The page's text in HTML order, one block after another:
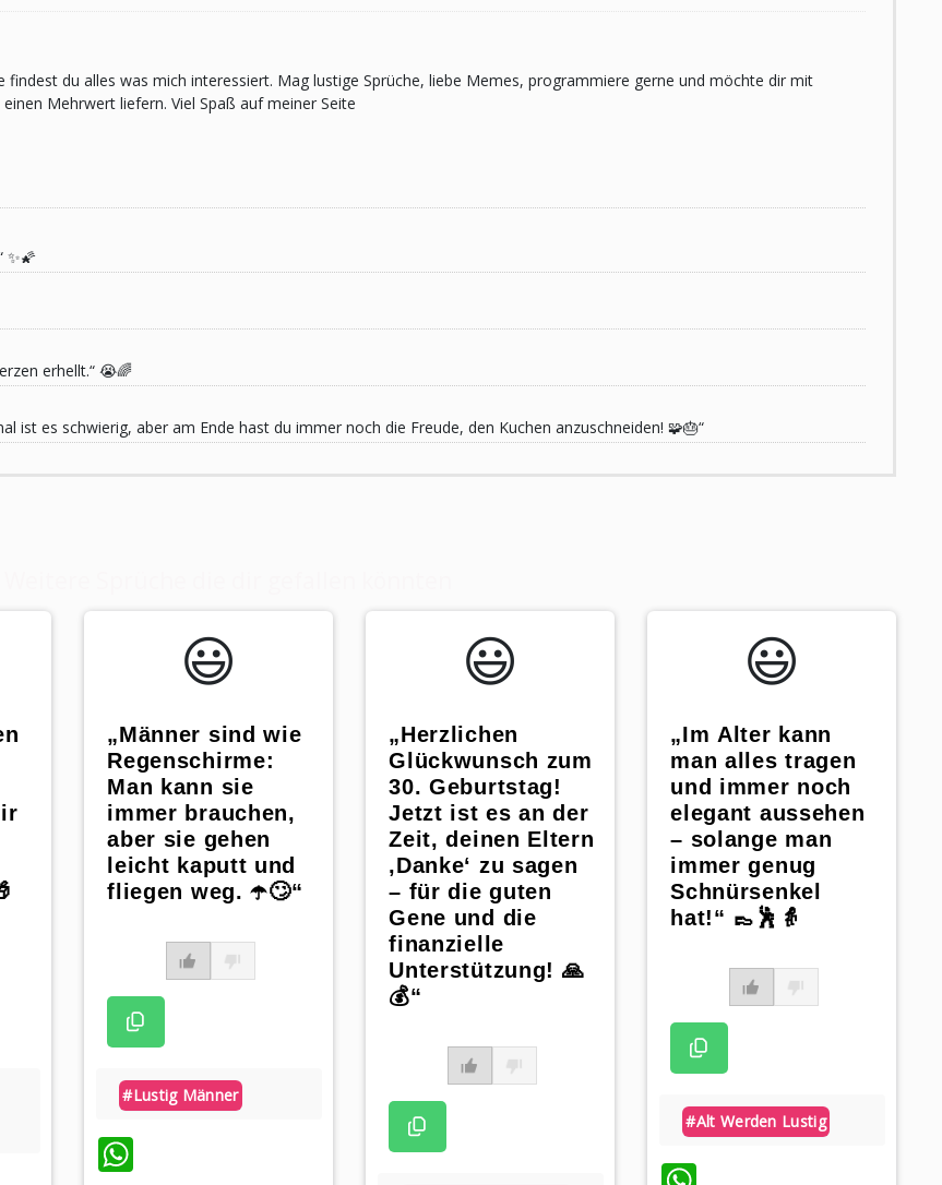
findest du alles was mich interessiert. Mag lustige Sprüche, liebe Memes, programmiere gerne und möchte dir mit
Mehrwert liefern. Viel Spaß auf meiner Seite
✨🌠
erhellt.“ 😭🌈
ist es schwierig, aber am Ende hast du immer noch die Freude, den Kuchen anzuschneiden! 🧩🎂“
😃️
„Männer sind wie
Regenschirme:
Man kann sie
immer brauchen,
aber sie gehen
leicht kaputt und
fliegen weg. ☂️🙄“
#lustig Männer
WhatsApp
😃️
„Herzlichen
Glückwunsch zum
30. Geburtstag!
Jetzt ist es an der
Zeit, deinen Eltern
‚Danke‘ zu sagen
– für die guten
Gene und die
finanzielle
Unterstützung! 🙏
💰“
😃️
„Im Alter kann
man alles tragen
und immer noch
elegant aussehen
– solange man
immer genug
Schnürsenkel
hat!“ 👞🕺👵
#alt Werden Lustig